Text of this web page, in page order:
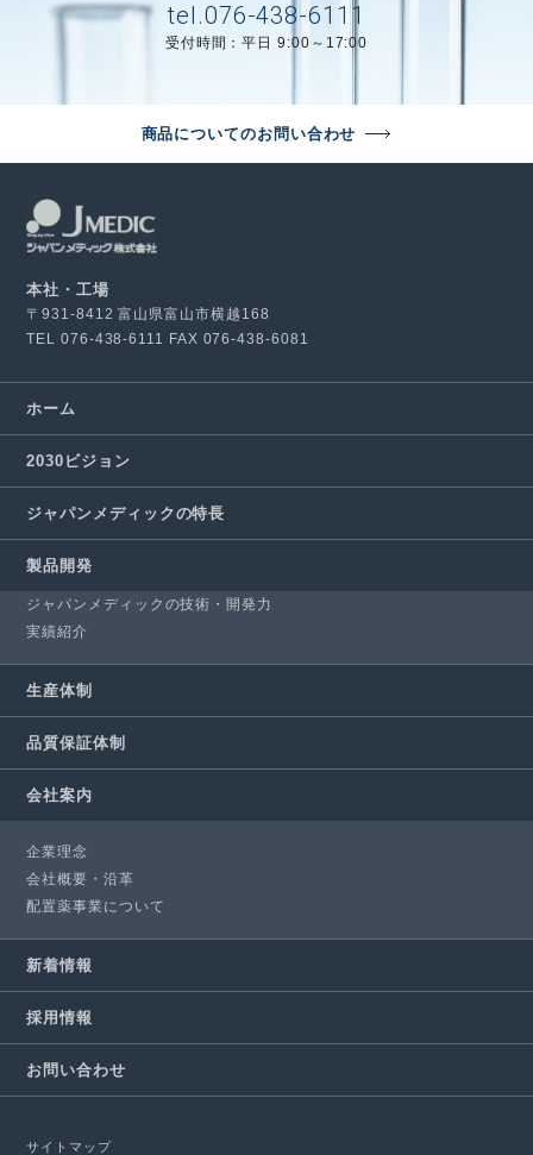
tel.076-438-6111
受付時間：平日 9:00～17:00
商品についてのお問い合わせ
本社・工場
〒931-8412 富山県富山市横越168
TEL076-438-6111 FAX 076-438-6081
ホーム
2030ビジョン
ジャパンメディックの特長
製品開発
ジャパンメディックの技術・開発力
実績紹介
生産体制
品質保証体制
会社案内
企業理念
会社概要・沿革
配置薬事業について
新着情報
採用情報
お問い合わせ
サイトマップ